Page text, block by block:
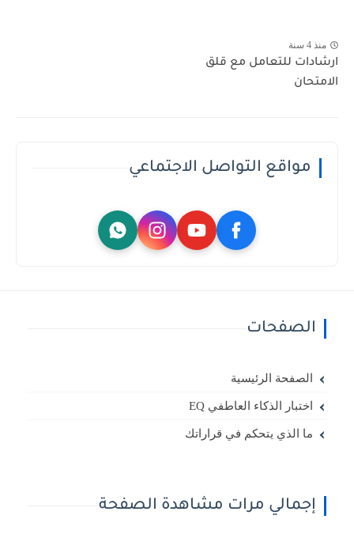
منذ 4 سنة
ارشادات للتعامل مع قلق
الامتحان
مواقع التواصل الاجتماعي
الصفحات
الصفحة الرئيسية
اختبار الذكاء العاطفي EQ
ما الذي يتحكم في قراراتك
إجمالي مرات مشاهدة الصفحة